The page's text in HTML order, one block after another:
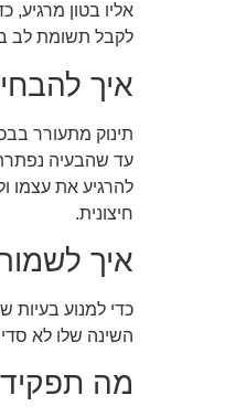
אליו בטון מרגיע,
לקבל תשומת לב
איך
תינוק מתעורר
עד שהבעיה
להרגיע את עצמו
חיצונית.
איך
כדי למנוע בעיות
השינה שלו לא
מה תפקיד